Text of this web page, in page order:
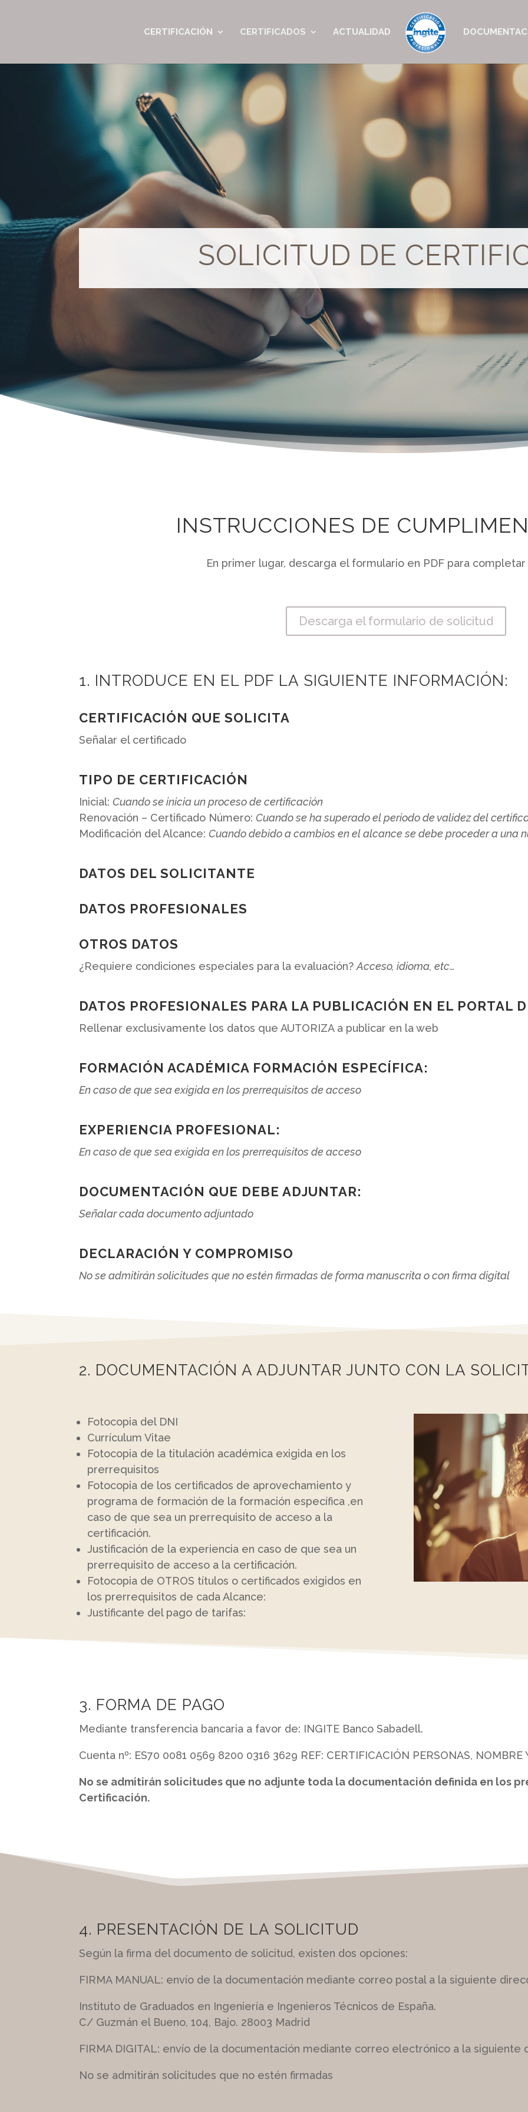
CERTIFICACIÓN CERTIFICADOS ACTUALIDAD
SOLICITUD DE
INSTRUCCIONES DE
En primer lugar, descarga el formulario en PDF para
Descarga el formulario de solicitud
1. INTRODUCE EN EL PDF LA SIGUIENTE INFORMACIÓN:
CERTIFICACIÓN QUE SOLICITA
Señalar el certificado
TIPO DE CERTIFICACIÓN
Inicial:Cuando se inicia un proceso de certificación
Renovación – Certificado Número:Cuando se ha superado el periodo de validez del
Modificación del Alcance:Cuando debido a cambios en el alcance se debe proceder a una
DATOS DEL SOLICITANTE
DATOS PROFESIONALES
OTROS DATOS
¿Requiere condiciones especiales para la evaluación?Acceso, idioma, etc…
DATOS PROFESIONALES PARA LA PUBLICACIÓN EN EL PORTAL
Rellenar exclusivamente los datos que AUTORIZA a publicar en la web
FORMACIÓN ACADÉMICA FORMACIÓN ESPECÍFICA:
En caso de que sea exigida en los prerrequisitos de acceso
EXPERIENCIA PROFESIONAL:
En caso de que sea exigida en los prerrequisitos de acceso
DOCUMENTACIÓN QUE DEBE ADJUNTAR:
Señalar cada documento adjuntado
DECLARACIÓN Y COMPROMISO
No se admitirán solicitudes que no estén firmadas de forma manuscrita o con firma digital
2. DOCUMENTACIÓN A ADJUNTAR JUNTO CON LA
Fotocopia del DNI
Currículum Vitae
Fotocopia de la titulación académica exigida en los
prerrequisitos
Fotocopia de los certificados de aprovechamiento y
programa de formación de la formación específica ,en
caso de que sea un prerrequisito de acceso a la
certificación.
Justificación de la experiencia en caso de que sea un
prerrequisito de acceso a la certificación.
Fotocopia de OTROS títulos o certificados exigidos en
los prerrequisitos de cada Alcance:
Justificante del pago de tarifas:
3. FORMA DE PAGO
Mediante transferencia bancaria a favor de: INGITE Banco Sabadell.
Cuenta nº: ES70 0081 0569 8200 0316 3629 REF: CERTIFICACIÓN PERSONAS,
No se admitirán solicitudes que no adjunte toda la documentación definida en los
Certificación.
4. PRESENTACIÓN DE LA SOLICITUD
Según la firma del documento de solicitud, existen dos opciones:
FIRMA MANUAL: envío de la documentación mediante correo postal a la siguiente
Instituto de Graduados en Ingeniería e Ingenieros Técnicos de España.
C/ Guzmán el Bueno, 104, Bajo. 28003 Madrid
FIRMA DIGITAL: envío de la documentación mediante correo electrónico a la siguiente
No se admitirán solicitudes que no estén firmadas